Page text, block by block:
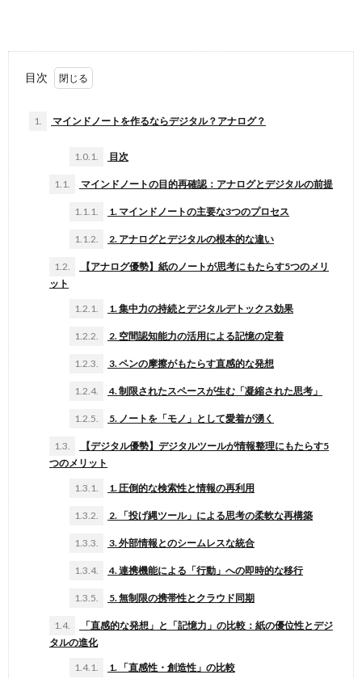
目次
1. マインドノートを作るならデジタル？アナログ？
1.0.1. 目次
1.1. マインドノートの目的再確認：アナログとデジタルの前提
1.1.1. 1. マインドノートの主要な3つのプロセス
1.1.2. 2. アナログとデジタルの根本的な違い
1.2.
【アナログ優勢】紙のノートが思考にもたらす5つのメリ
ット
1.2.1. 1. 集中力の持続とデジタルデトックス効果
1.2.2. 2. 空間認知能力の活用による記憶の定着
1.2.3. 3. ペンの摩擦がもたらす直感的な発想
1.2.4. 4. 制限されたスペースが生む「凝縮された思考」
1.2.5. 5. ノートを「モノ」として愛着が湧く
1.3.
【デジタル優勢】デジタルツールが情報整理にもたらす5
つのメリット
1.3.1. 1. 圧倒的な検索性と情報の再利用
1.3.2. 2. 「投げ縄ツール」による思考の柔軟な再構築
1.3.3. 3. 外部情報とのシームレスな統合
1.3.4. 4. 連携機能による「行動」への即時的な移行
1.3.5. 5. 無制限の携帯性とクラウド同期
1.4.
「直感的な発想」と「記憶力」の比較：紙の優位性とデジ
タルの進化
1.4.1. 1. 「直感性・創造性」の比較